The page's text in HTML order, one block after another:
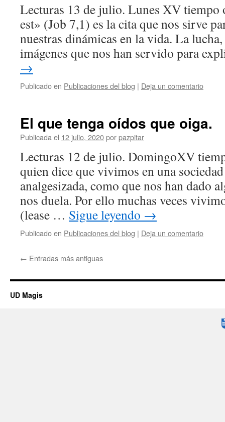
Lecturas 13 de julio. Lunes XV
est» (Job 7,1) es la cita que nos sirve
nuestras dinámicas en la vida. La
imágenes que nos han servido para
→
Publicado en Publicaciones del blog | Deja un comentario
El que tenga oídos que oiga.
Publicada el 12 julio, 2020porpazpitar
Lecturas 12 de julio. DomingoXV
quien dice que vivimos en una
analgesizada, como que nos han dado
nos duela. Por ello muchas veces
(lease … Sigue leyendo →
Publicado en Publicaciones del blog | Deja un comentario
← Entradas más antiguas
UD Magis